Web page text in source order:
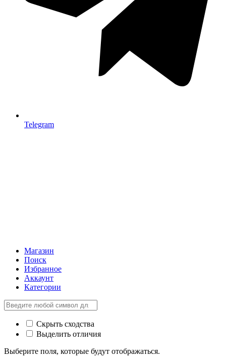
Telegram
Магазин
Поиск
Избранное
Аккаунт
Категории
Скрыть сходства
Выделить отличия
Выберите поля, которые будут отображаться.